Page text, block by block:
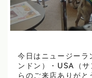
今日はニュージーラ
ンドン）・USA（
らのご来店ありが